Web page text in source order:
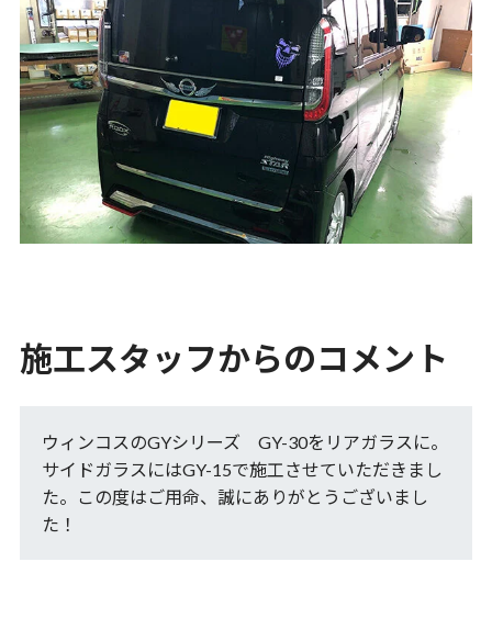
施工スタッフからのコメント
ウィンコスのGYシリーズ GY-30をリアガラスに。
サイドガラスにはGY-15で施工させていただきまし
た。この度はご用命、誠にありがとうございまし
た！